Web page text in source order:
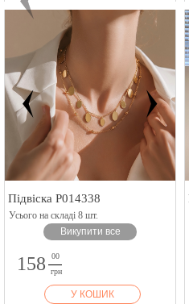
Підвіска P014338
Усього на складі 8 шт.
Викупити все
158
00
грн
У КОШИК